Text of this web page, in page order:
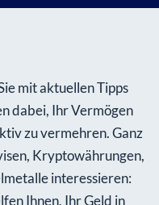
mit aktuellen Tipps
dabei, Ihr Vermögen
zu vermehren. Ganz
Kryptowährungen,
interessieren:
Ihnen, Ihr Geld in